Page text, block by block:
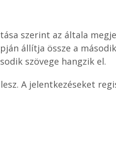
szerint az általa
állítja össze a
szövege hangzik el.
A jelentkezéseket